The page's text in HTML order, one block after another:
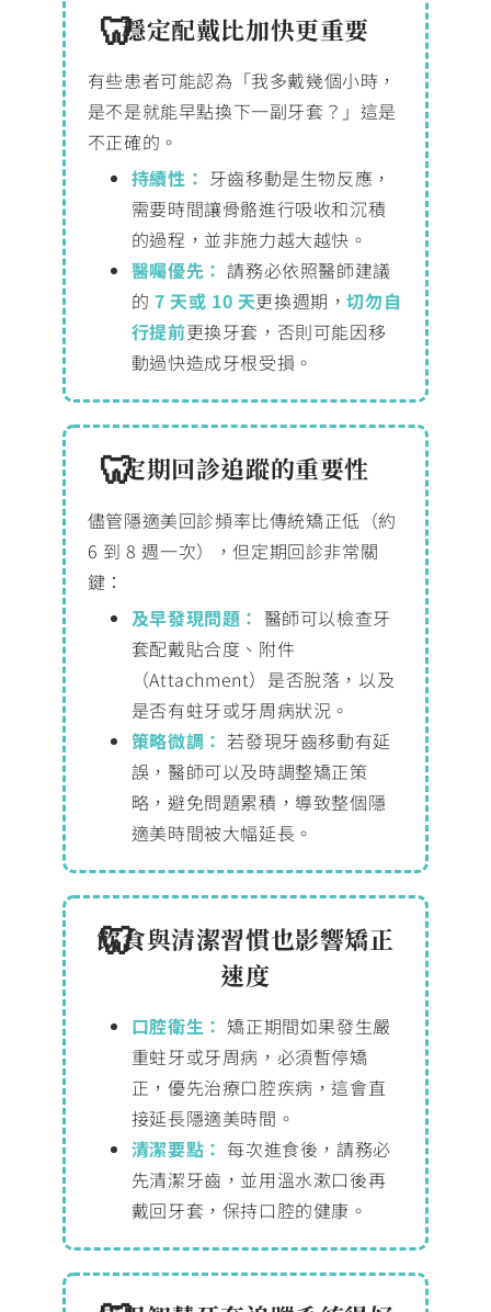
穩定配戴比加快更重要
有些患者可能認為「我多戴幾個小時，
是不是就能早點換下一副牙套？」這是
不正確的。
持續性： 牙齒移動是生物反應，
需要時間讓骨骼進行吸收和沉積
的過程，並非施力越大越快。
醫囑優先： 請務必依照醫師建議
的7 天或 10 天更換週期，切勿自
行提前更換牙套，否則可能因移
動過快造成牙根受損。
定期回診追蹤的重要性
儘管隱適美回診頻率比傳統矯正低（約
6 到 8 週一次），但定期回診非常關
鍵：
及早發現問題： 醫師可以檢查牙
套配戴貼合度、附件
（Attachment）是否脫落，以及
是否有蛀牙或牙周病狀況。
策略微調： 若發現牙齒移動有延
誤，醫師可以及時調整矯正策
略，避免問題累積，導致整個隱
適美時間被大幅延長。
飲食與清潔習慣也影響矯正
速度
口腔衛生： 矯正期間如果發生嚴
重蛀牙或牙周病，必須暫停矯
正，優先治療口腔疾病，這會直
接延長隱適美時間。
清潔要點： 每次進食後，請務必
先清潔牙齒，並用溫水漱口後再
戴回牙套，保持口腔的健康。